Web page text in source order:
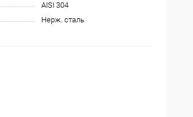
AISI 304
Нерж. сталь